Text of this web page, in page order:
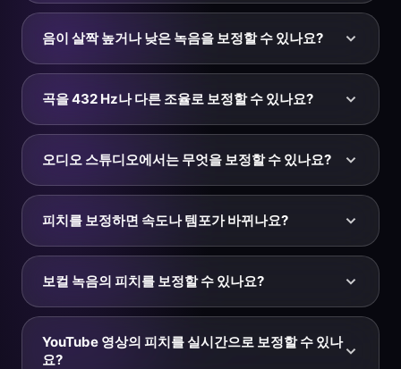
오디오 스튜디오에서 열리며, 보정을 미세 조정하거나 파
일을 내보내거나 키, 속도, 리버브, 베이스까지 보정할 수
있습니다.
정확히 그렇지는 않습니다. 오토튠 계열 플러그인은 보컬
의 개별 음을 실시간으로 음계에 맞춰 끌어당깁니다.
체의 피치를 함께 위아래로 이동시킵니다. 녹음을 다시 조
율하거나, 살짝 음이 어긋난 트랙을 바로잡거나, 432 Hz
로 변환하거나, 곡을 다른 악기에 맞출 때 적합합니다. 음
을 하나씩이 아니라 파일 전체의 음정을 한 번에 보정합니
음이 살짝 높거나 낮은 녹음을 보정할 수 있나요?
네 — 바로 그것이 Hz 슬라이더의 용도입니다. 녹음이 기
준보다 몇 센트 높거나 낮다면 피치(Hz) 슬라이더를 세밀
위라서 아주 미세하게 조정해 트랙을 표준 440 Hz로, 또
는 다른 트랙이 맞춰진 피치로 되돌릴 수 있습니다.
곡을 432 Hz나 다른 조율로 보정할 수 있나요?
네. 피치(Hz) 슬라이더를 원하는 기준으로 맞추세요 — 더
따뜻하고 낮은 조율을 위한 432 Hz, 현대 표준인 440
444 Hz. KeyPitch는 트랙 전체를 즉시 그 기준으로 다시
조율하여 템포와 길이는 그대로 유지한 채 피치를 보정합
니다.
오디오 스튜디오에서는 무엇을 보정할 수 있나요?
이 페이지의 슬라이더는 피치를 Hz로 보정합니다. 오디오
스튜디오를 열면 모든 것을 보정할 수 있습니다: 키를 정
세 조정하고, 피치에 영향을 주지 않고 속도를 바꾸고, 리
버브를 퍼센트로 추가하고, 베이스를 강화하고, 8D 오디
오를 적용하는 등 다양한 기능이 있습니다. 브라우저에서
동작하는 완전한 보정 도구 모음으로, 한 가지를 조절하거
피치를 보정하면 속도나 템포가 바뀌나요?
아니요. KeyPitch는 타임 스트레칭(SoundTouch)을 사용
해 피치와 속도를 독립적으로 유지합니다. 피치를 보정해
디오 스튜디오에서는 보정된 피치를 건드리지 않고 트랙
을 더 빠르거나 느리게 하고 싶을 때 속도를 따로 보정할
수도 있습니다.
보컬 녹음의 피치를 보정할 수 있나요?
네. 보컬 테이크를 올리고 Hz 슬라이더로 전체 음정을 보
정하세요 — 한 테이크 전체가 조금 높거나 낮게 불리거나
녹음되었을 때, 또는 다른 기준으로 조율된 반주에 맞춰야
YouTube 영상의 피치를 실시간으로 보정할 수 있나
요?